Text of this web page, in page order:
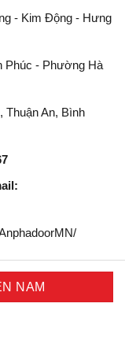
- Kim Động - Hưng
Phúc - Phường Hà
Thuận An, Bình
NAM